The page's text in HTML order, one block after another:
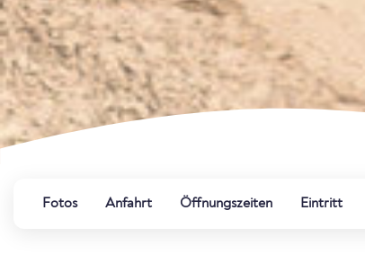
Fotos Anfahrt Öffnungszeiten Eintritt